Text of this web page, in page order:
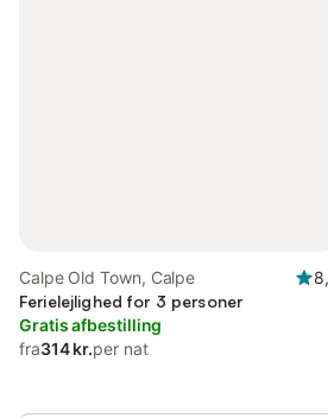
Calpe Old Town, Calpe
Ferielejlighed for 3 personer
Gratis afbestilling
fra314 kr.per nat